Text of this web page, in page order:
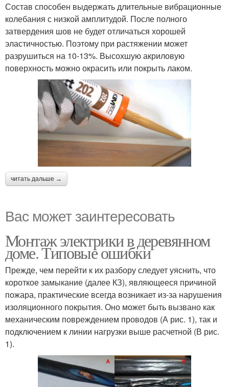
Состав способен выдержать длительные вибрационные
колебания с низкой амплитудой. После полного
затвердения шов не будет отличаться хорошей
эластичностью. Поэтому при растяжении может
разрушиться на 10-13%. Высохшую акриловую
поверхность можно окрасить или покрыть лаком.
читать дальше →
Вас может заинтересовать
Монтаж электрики в деревянном
доме. Типовые ошибки
Прежде, чем перейти к их разбору следует уяснить, что
короткое замыкание (далее КЗ), являющееся причиной
пожара, практические всегда возникает из-за нарушения
изоляционного покрытия. Оно может быть вызвано как
механическим повреждением проводов (А рис. 1), так и
подключением к линии нагрузки выше расчетной (В рис.
1).